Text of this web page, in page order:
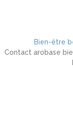
Bien-être
Contact arobase